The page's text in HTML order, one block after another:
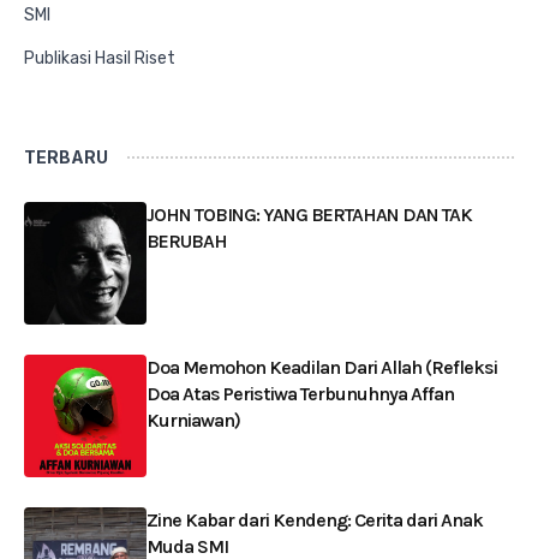
SMI
Publikasi Hasil Riset
TERBARU
JOHN TOBING: YANG BERTAHAN DAN TAK
BERUBAH
Doa Memohon Keadilan Dari Allah (Refleksi
Doa Atas Peristiwa Terbunuhnya Affan
Kurniawan)
Zine Kabar dari Kendeng: Cerita dari Anak
Muda SMI